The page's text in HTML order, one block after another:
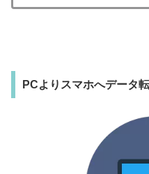
PCよりスマホへデータ